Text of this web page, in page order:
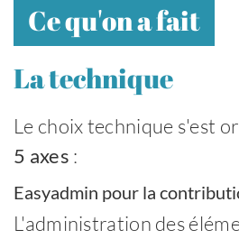
Ce qu'on a fait
La technique
Le choix technique s'est
5 axes :
Easyadmin pour la
L'administration des